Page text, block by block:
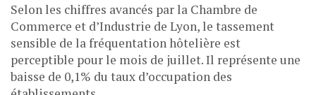
Selon les chiffres avancés par la Chambre de
Commerce et d’Industrie de Lyon, le tassement
sensible de la fréquentation hôtelière est
perceptible pour le mois de juillet. Il représente une
baisse de 0,1% du taux d’occupation des